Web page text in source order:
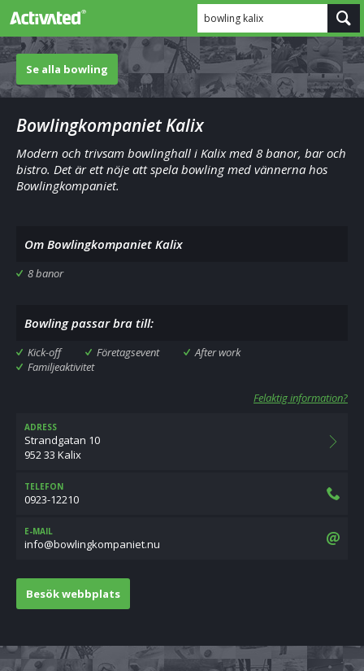
bowling kalix
Se alla bowling
Bowlingkompaniet Kalix
Modern och trivsam bowlinghall i Kalix med 8 banor, bar och
bistro. Det är ett nöje att spela bowling med vännerna hos
Bowlingkompaniet.
Om Bowlingkompaniet Kalix
8 banor
Bowling passar bra till:
Kick-off Företagsevent
After work
Familjeaktivitet
Felaktig information?
ADRESS
Strandgatan 10
952 33 Kalix
TELEFON
0923-12210
E-MAIL
un.teinapmokgnilwob@ofni
Besök webbplats